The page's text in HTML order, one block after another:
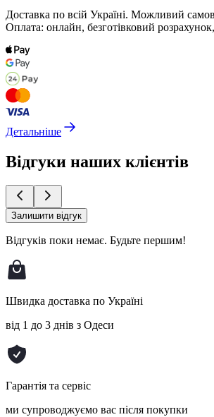
Доставка по всій Україні. Можливий
Оплата: онлайн, безготівковий
Детальніше
Відгуки наших клієнтів
Залишити відгук
Відгуків поки немає. Будьте першим!
Швидка доставка по Україні
від 1 до 3 днів з Одеси
Гарантія та сервіс
ми супроводжуємо вас після покупки